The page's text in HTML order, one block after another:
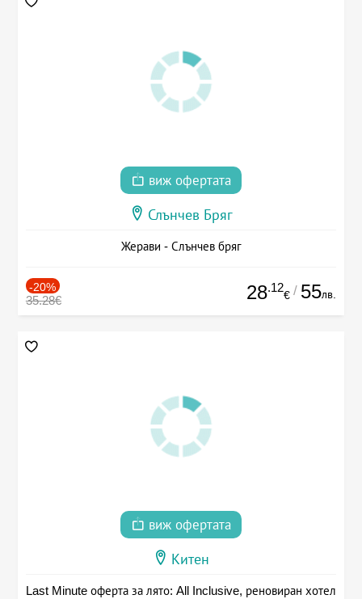
виж офертата
Слънчев Бряг
Жерави - Слънчев бряг
-20%
35.28€ 28.12
€ / 55лв.
виж офертата
Китен
Last Minute оферта за лято: All Inclusive, реновиран хотел